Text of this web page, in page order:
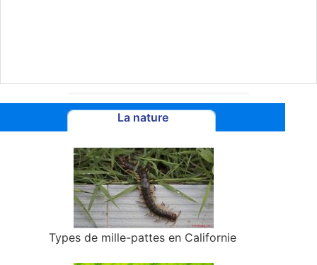
La nature
Types de mille-pattes en Californie